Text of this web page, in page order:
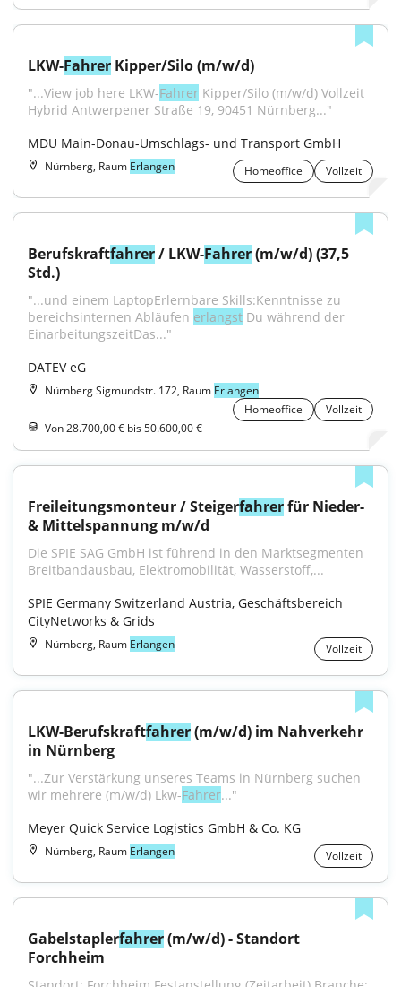
LKW-Fahrer Kipper/Silo (m/w/d)
"...View job here LKW-Fahrer Kipper/Silo (m/w/d) Vollzeit
Hybrid Antwerpener Straße 19, 90451 Nürnberg..."
MDU Main-Donau-Umschlags- und Transport GmbH
Nürnberg, Raum Erlangen Homeoffice Vollzeit
Berufskraftfahrer / LKW-Fahrer (m/w/d) (37,5
Std.)
"...und einem LaptopErlernbare Skills:Kenntnisse zu
bereichsinternen Abläufen erlangst Du während der
EinarbeitungszeitDas..."
DATEV eG
Nürnberg Sigmundstr. 172, Raum Erlangen
Homeoffice
Vollzeit
Von 28.700,00 € bis 50.600,00 €
Freileitungsmonteur / Steigerfahrer für Nieder-
& Mittelspannung m/w/d
Die SPIE SAG GmbH ist führend in den Marktsegmenten
Breitbandausbau, Elektromobilität, Wasserstoff,...
SPIE Germany Switzerland Austria, Geschäftsbereich
CityNetworks & Grids
Nürnberg, Raum Erlangen Vollzeit
LKW-Berufskraftfahrer (m/w/d) im Nahverkehr
in Nürnberg
"...Zur Verstärkung unseres Teams in Nürnberg suchen
wir mehrere (m/w/d) Lkw-Fahrer..."
Meyer Quick Service Logistics GmbH & Co. KG
Nürnberg, Raum Erlangen Vollzeit
Gabelstaplerfahrer (m/w/d) - Standort
Forchheim